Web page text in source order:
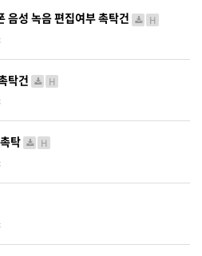
음성 녹음 편집여부 촉탁건 H
탁건 H
탁 H